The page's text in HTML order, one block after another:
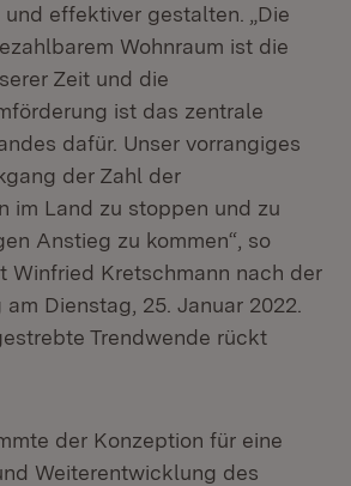
effektiver gestalten. „Die
Wohnraum ist die
Zeit und die
ist das zentrale
dafür. Unser vorrangiges
der Zahl der
im Land zu stoppen und zu
Anstieg zu kommen“, so
Winfried Kretschmann nach der
Dienstag, 25. Januar 2022.
Trendwende rückt
der Konzeption für eine
Weiterentwicklung des